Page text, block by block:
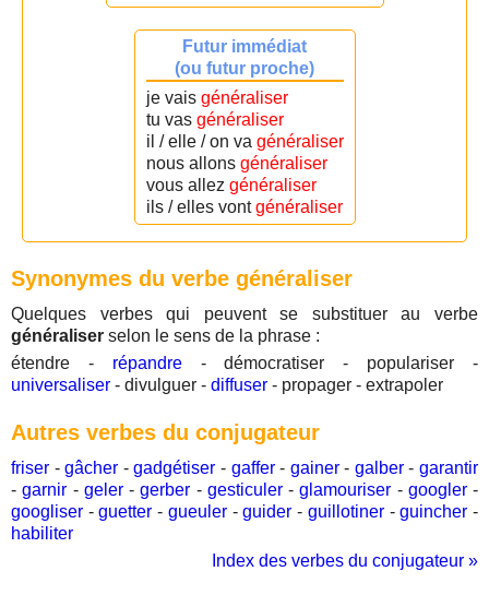
Futur immédiat
(ou futur proche)
je vais généraliser
tu vas généraliser
il / elle / on va généraliser
nous allons généraliser
vous allez généraliser
ils / elles vontgénéraliser
Synonymes du verbe généraliser
Quelques verbes qui peuvent se substituer au verbe
généraliser selon le sens de la phrase :
étendre - répandre- démocratiser - populariser -
universaliser - divulguer - diffuser - propager - extrapoler
Autres verbes du conjugateur
friser -gâcher -gadgétiser - gaffer- gainer- galber-garantir
-garnir - geler-gerber - gesticuler-glamouriser - googler-
googliser -guetter - gueuler-guider - guillotiner-guincher -
habiliter
Index des verbes du conjugateur »